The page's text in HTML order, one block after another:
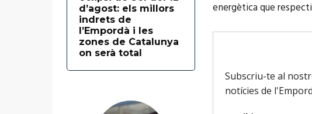
d’agost: els millors
indrets de
l’Empordà i les
zones de Catalunya
on serà total
energètica que